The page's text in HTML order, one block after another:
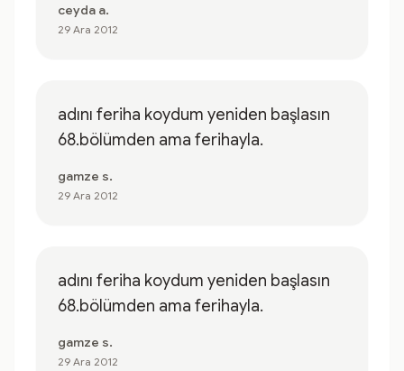
ceyda a.
29 Ara 2012
adını feriha koydum yeniden başlasın
68.bölümden ama ferihayla.
gamze s.
29 Ara 2012
adını feriha koydum yeniden başlasın
68.bölümden ama ferihayla.
gamze s.
29 Ara 2012